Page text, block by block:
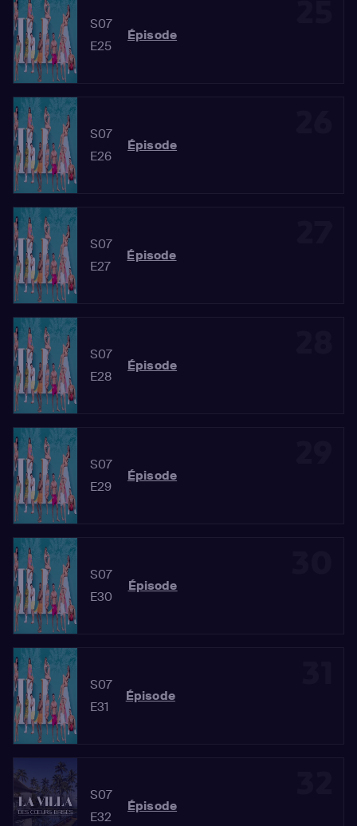
S07
E25
Épisode
S07
E26
Épisode
S07
E27
Épisode
S07
E28
Épisode
S07
E29
Épisode
S07
E30
Épisode
S07
E31
Épisode
S07
E32
Épisode